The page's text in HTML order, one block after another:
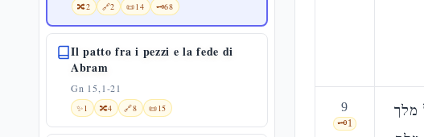
🔀2 🔗2 📜14 🗝️68
Il patto fra i pezzi e la fede di
Abram
Gn 15,1-21
✨1 🔀4 🔗8 📜15 9
🗝️1
מלך